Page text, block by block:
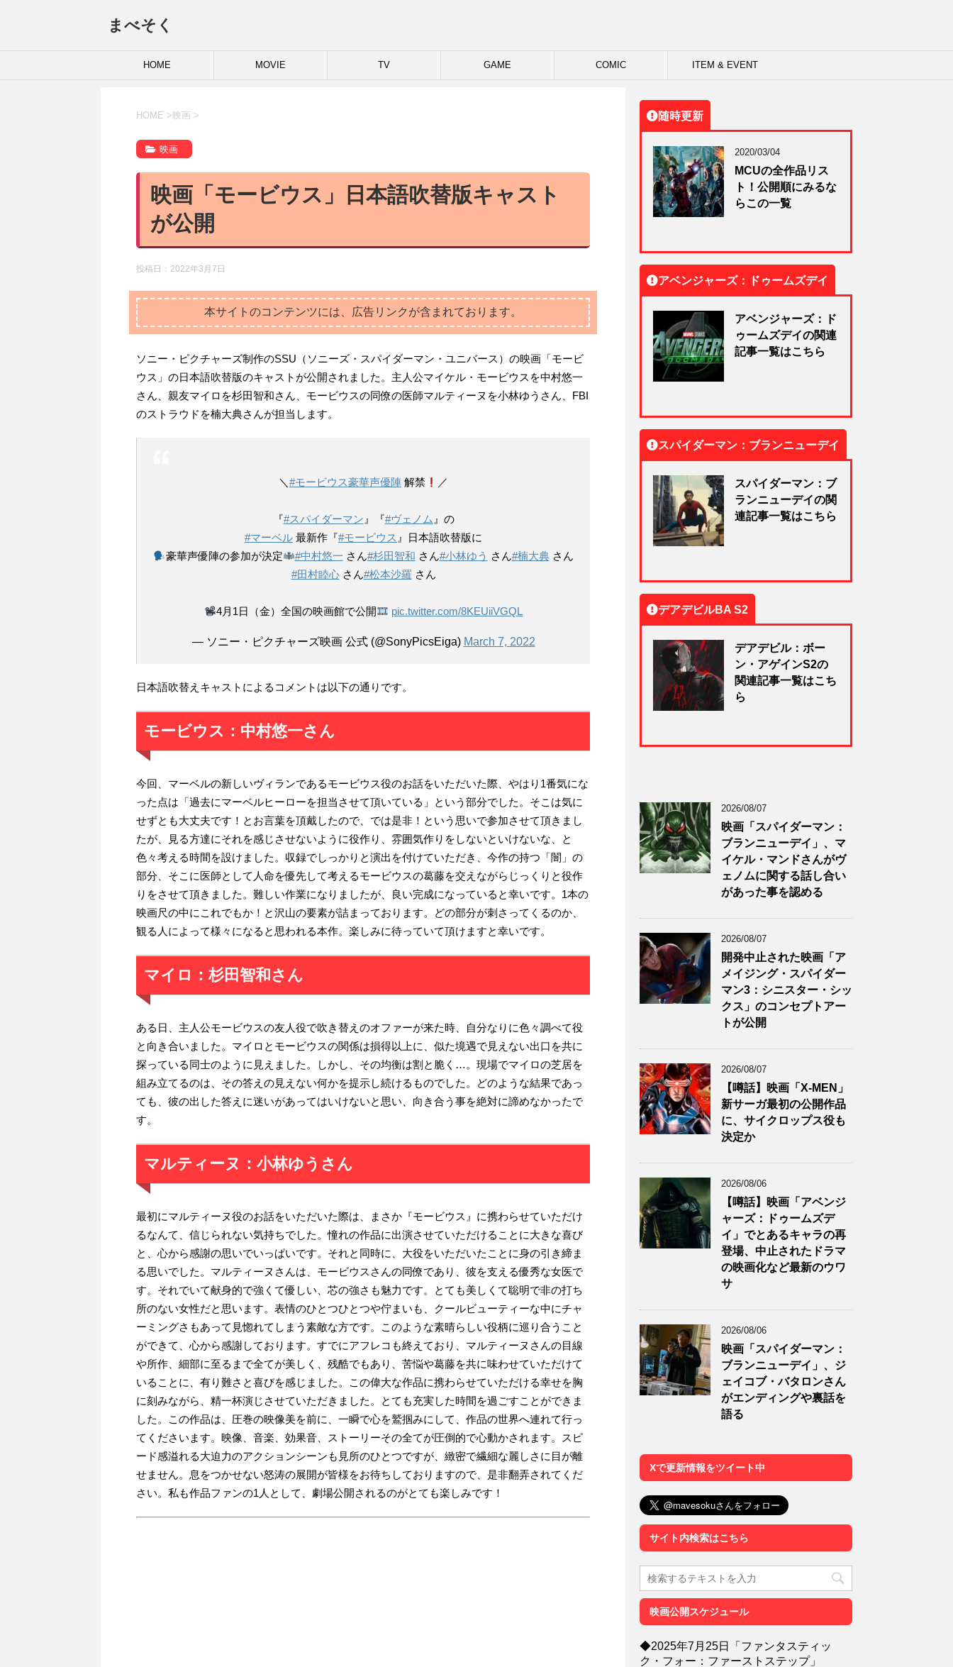
まべそく
HOME MOVIE TV GAME COMIC ITEM & EVENT
HOME > 映画 >
映画
映画「モービウス」日本語吹替版キャスト
が公開
投稿日： 2022年3月7日
本サイトのコンテンツには、広告リンクが含まれております。
ソニー・ピクチャーズ制作のSSU（ソニーズ・スパイダーマン・ユニバース）の映画「モービ
ウス」の日本語吹替版のキャストが公開されました。主人公マイケル・モービウスを中村悠一
さん、親友マイロを杉田智和さん、モービウスの同僚の医師マルティーヌを小林ゆうさん、FBI
のストラウドを楠大典さんが担当します。
＼ #モービウス豪華声優陣解禁 ／
『#スパイダーマン 』『#ヴェノム 』の
#マーベル 最新作『#モービウス 』日本語吹替版に
豪華声優陣の参加が決定
#中村悠一 さん#杉田智和 さん#小林ゆう さん#楠大典さん
#田村睦心さん#松本沙羅 さん
4月1日（金）全国の映画館で公開 pic.twitter.com/8KEUiiVGQL
— ソニー・ピクチャーズ映画 公式 (@SonyPicsEiga) March 7, 2022
日本語吹替えキャストによるコメントは以下の通りです。
モービウス：中村悠一さん
今回、マーベルの新しいヴィランであるモービウス役のお話をいただいた際、やはり1番気にな
った点は「過去にマーベルヒーローを担当させて頂いている」という部分でした。そこは気に
せずとも大丈夫です！とお言葉を頂戴したので、では是非！という思いで参加させて頂きまし
たが、見る方達にそれを感じさせないように役作り、雰囲気作りをしないといけないな、と
色々考える時間を設けました。収録でしっかりと演出を付けていただき、今作の持つ「闇」の
部分、そこに医師として人命を優先して考えるモービウスの葛藤を交えながらじっくりと役作
りをさせて頂きました。難しい作業になりましたが、良い完成になっていると幸いです。1本の
映画尺の中にこれでもか！と沢山の要素が詰まっております。どの部分が刺さってくるのか、
観る人によって様々になると思われる本作。楽しみに待っていて頂けますと幸いです。
マイロ：杉田智和さん
ある日、主人公モービウスの友人役で吹き替えのオファーが来た時、自分なりに色々調べて役
と向き合いました。マイロとモービウスの関係は損得以上に、似た境遇で見えない出口を共に
探っている同士のように見えました。しかし、その均衡は割と脆く…。現場でマイロの芝居を
組み立てるのは、その答えの見えない何かを提示し続けるものでした。どのような結果であっ
ても、彼の出した答えに迷いがあってはいけないと思い、向き合う事を絶対に諦めなかったで
す。
マルティーヌ：小林ゆうさん
最初にマルティーヌ役のお話をいただいた際は、まさか『モービウス』に携わらせていただけ
るなんて、信じられない気持ちでした。憧れの作品に出演させていただけることに大きな喜び
と、心から感謝の思いでいっぱいです。それと同時に、大役をいただいたことに身の引き締ま
る思いでした。マルティーヌさんは、モービウスさんの同僚であり、彼を支える優秀な女医で
す。それでいて献身的で強くて優しい、芯の強さも魅力です。とても美しくて聡明で非の打ち
所のない女性だと思います。表情のひとつひとつや佇まいも、クールビューティーな中にチャ
ーミングさもあって見惚れてしまう素敵な方です。このような素晴らしい役柄に巡り合うこと
ができて、心から感謝しております。すでにアフレコも終えており、マルティーヌさんの目線
や所作、細部に至るまで全てが美しく、残酷でもあり、苦悩や葛藤を共に味わせていただけて
いることに、有り難さと喜びを感じました。この偉大な作品に携わらせていただける幸せを胸
に刻みながら、精一杯演じさせていただきました。とても充実した時間を過ごすことができま
した。この作品は、圧巻の映像美を前に、一瞬で心を鷲掴みにして、作品の世界へ連れて行っ
てくださいます。映像、音楽、効果音、ストーリーその全てが圧倒的で心動かされます。スピ
ード感溢れる大迫力のアクションシーンも見所のひとつですが、緻密で繊細な麗しさに目が離
せません。息をつかせない怒涛の展開が皆様をお待ちしておりますので、是非翻弄されてくだ
さい。私も作品ファンの1人として、劇場公開されるのがとても楽しみです！
随時更新
2020/03/04
MCUの全作品リス
ト！公開順にみるな
らこの一覧
アベンジャーズ：ドゥームズデイ
アベンジャーズ：ド
ゥームズデイの関連
記事一覧はこちら
スパイダーマン：ブランニューデイ
スパイダーマン：ブ
ランニューデイの関
連記事一覧はこちら
デアデビルBA S2
デアデビル：ボー
ン・アゲインS2の
関連記事一覧はこち
ら
2026/08/07
映画「スパイダーマン：
ブランニューデイ」、マ
イケル・マンドさんがヴ
ェノムに関する話し合い
があった事を認める
2026/08/07
開発中止された映画「ア
メイジング・スパイダー
マン3：シニスター・シッ
クス」のコンセプトアー
トが公開
2026/08/07
【噂話】映画「X-MEN」
新サーガ最初の公開作品
に、サイクロップス役も
決定か
2026/08/06
【噂話】映画「アベンジ
ャーズ：ドゥームズデ
イ」でとあるキャラの再
登場、中止されたドラマ
の映画化など最新のウワ
サ
2026/08/06
映画「スパイダーマン：
ブランニューデイ」、ジ
ェイコブ・バタロンさん
がエンディングや裏話を
語る
Xで更新情報をツイート中
サイト内検索はこちら
映画公開スケジュール
◆2025年7月25日「ファンタスティッ
ク・フォー：ファーストステップ」